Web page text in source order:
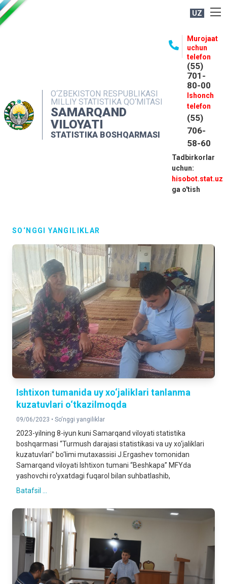
UZ
O‘ZBEKISTON RESPUBLIKASI
MILLIY STATISTIKA QO‘MITASI
SAMARQAND
VILOYATI
STATISTIKA BOSHQARMASI
Murojaat
uchun
telefon
(55)
701-
80-00
Ishonch
telefon
(55)
706-
58-60
Tadbirkorlar
uchun:
hisobot.stat.uz
ga o'tish
MATBUOT XIZMATI
MUROJAATLAR
KONTAKTLAR
SO‘NGGI YANGILIKLAR
Ishtixon tumanida uy xo‘jaliklari tanlanma
kuzatuvlari o‘tkazilmoqda
09/06/2023 • So‘nggi yangiliklar
2023-yilning 8-iyun kuni Samarqand viloyati statistika
boshqarmasi “Turmush darajasi statistikasi va uy xo‘jaliklari
kuzatuvlari” bo‘limi mutaxassisi J.Ergashev tomonidan
Samarqand viloyati Ishtixon tumani “Beshkapa” MFYda
yashovchi ro‘yxatdagi fuqarol bilan suhbatlashib,
Batafsil ...